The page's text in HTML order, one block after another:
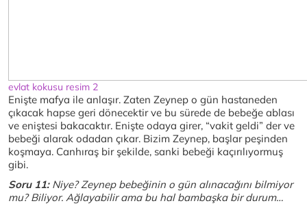
evlat kokusu resim 2
Enişte mafya ile anlaşır. Zaten Zeynep o gün hastaneden
çıkacak hapse geri dönecektir ve bu sürede de bebeğe ablası
ve eniştesi bakacaktır. Enişte odaya girer, “vakit geldi” der ve
bebeği alarak odadan çıkar. Bizim Zeynep, başlar peşinden
koşmaya. Canhıraş bir şekilde, sanki bebeği kaçırılıyormuş
gibi.
Soru 11:Niye? Zeynep bebeğinin o gün alınacağını bilmiyor
mu? Biliyor. Ağlayabilir ama bu hal bambaşka bir durum…